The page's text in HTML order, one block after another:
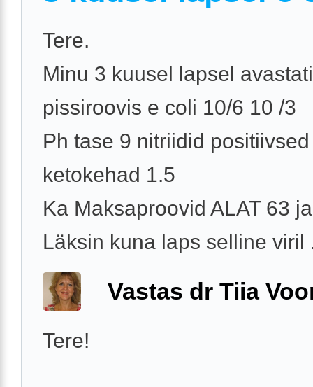
Tere.
Minu 3 kuusel lapsel avastati
pissiroovis e coli 10/6 10 /3
Ph tase 9 nitriidid positiivsed
ketokehad 1.5
Ka Maksaproovid ALAT 63
Läksin kuna laps selline viril
Vastas dr Tiia
Tere!